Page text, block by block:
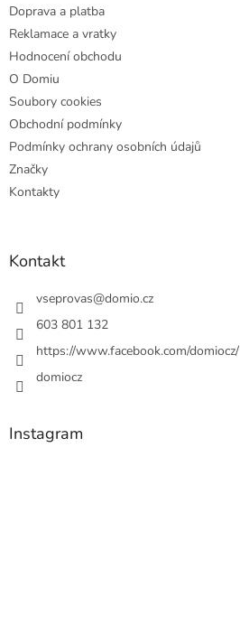
Doprava a platba
Reklamace a vratky
Hodnocení obchodu
O Domiu
Soubory cookies
Obchodní podmínky
Podmínky ochrany osobních údajů
Značky
Kontakty
Kontakt
vseprovas@domio.cz
603 801 132
https://www.facebook.com/domiocz/
domiocz
Instagram